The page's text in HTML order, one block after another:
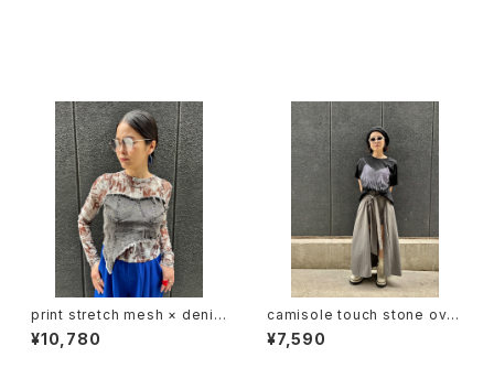
print stretch mesh × denim
docking design tops トップ
ス ストレッチ メッシュ デニム 切
¥10,780
camisole touch stone over
size design T-shirt トップス
Tシャツ ハピス ストーン キャミ
¥7,590